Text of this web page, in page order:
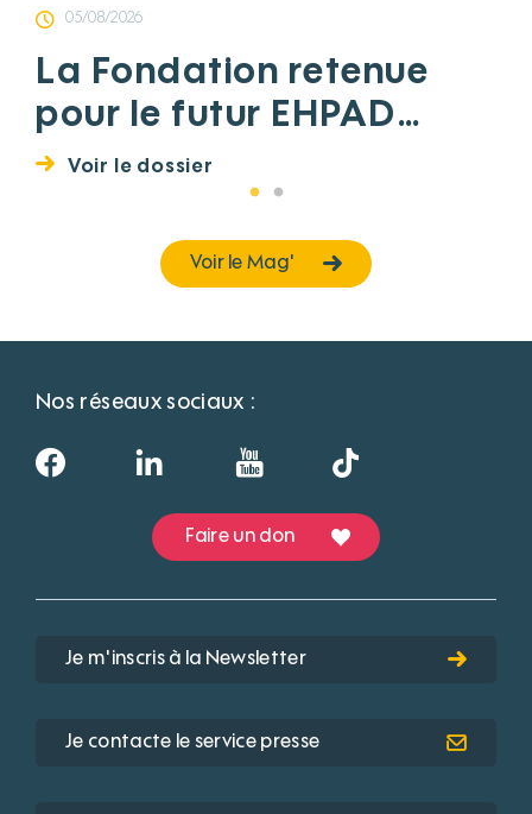
05/08/2026
La Fondation retenue
pour le futur EHPAD
d’Aiffres : un projet au
service du bien-vieillir et
du territoire Niortais
Voir le dossier
Voir le Mag'
Nos réseaux sociaux :
Faire un don
Je m'inscris à la Newsletter
Je contacte le service presse